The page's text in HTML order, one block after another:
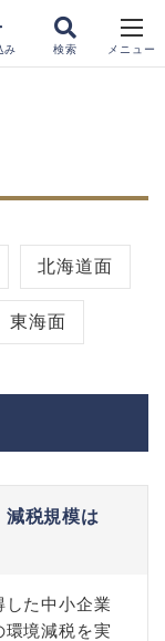
み
北海道面
東海面
税規模は
た中小企業
境減税を実